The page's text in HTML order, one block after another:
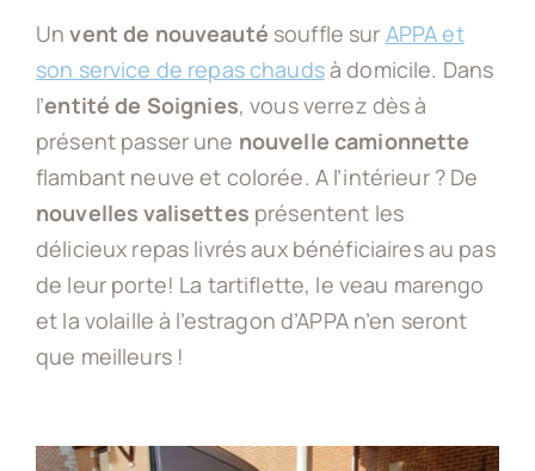
APPA ASBL
ACTU
OFFRES D’EMPLOI
Unvent de nouveauté souffle sur APPA et
son service de repas chaudsà domicile. Dans
l’entité de Soignies, vous verrez dès à
présent passer une nouvelle camionnette
flambant neuve et colorée. A l’intérieur ? De
nouvelles valisettes présentent les
délicieux repas livrés aux bénéficiaires au pas
de leur porte! La tartiflette, le veau marengo
et la volaille à l’estragon d’APPA n’en seront
que meilleurs !